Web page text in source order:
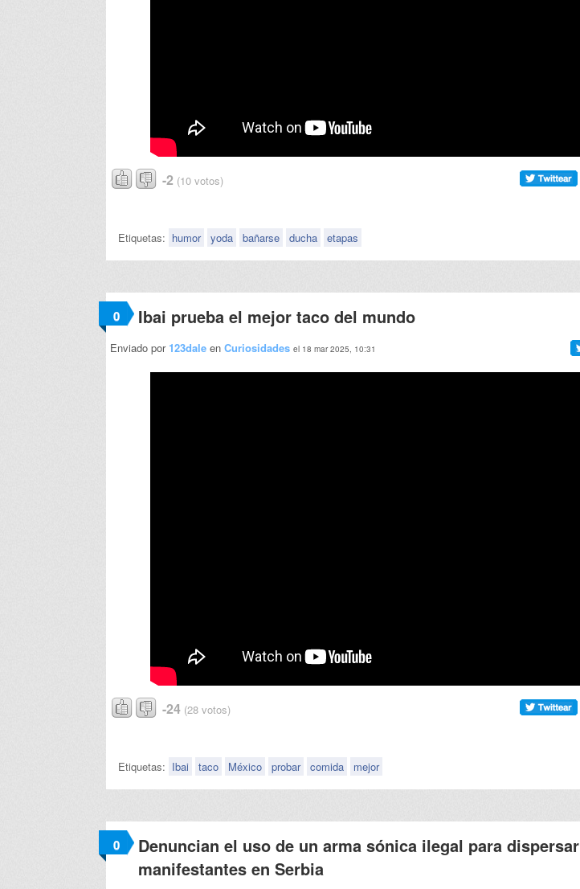
-2 (10 votos)
Etiquetas: humor yoda bañarse ducha etapas
0 Ibai prueba el mejor taco del mundo
Enviado por 123dale en Curiosidades el 18 mar 2025, 10:31
-24 (28 votos)
Etiquetas: Ibai taco México probar comida mejor
0
Denuncian el uso de un arma sónica ilegal para dispersar
manifestantes en Serbia